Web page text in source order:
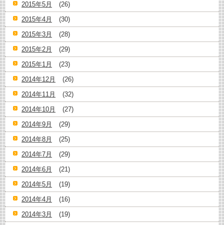
2015年5月
(26)
2015年4月
(30)
2015年3月
(28)
2015年2月
(29)
2015年1月
(23)
2014年12月
(26)
2014年11月
(32)
2014年10月
(27)
2014年9月
(29)
2014年8月
(25)
2014年7月
(29)
2014年6月
(21)
2014年5月
(19)
2014年4月
(16)
2014年3月
(19)